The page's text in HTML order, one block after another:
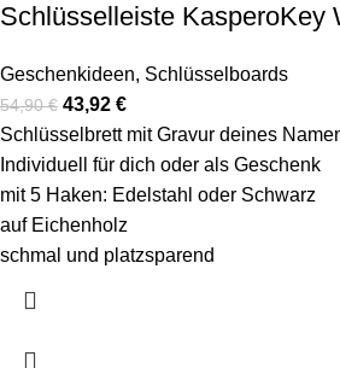
Schlüsselleiste KasperoKey
Geschenkideen, Schlüsselboards
54,90€ 43,92 €
Schlüsselbrett mit Gravur deines
Individuell für dich oder als Geschenk
mit 5 Haken: Edelstahl oder Schwarz
auf Eichenholz
schmal und platzsparend